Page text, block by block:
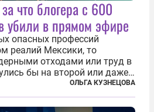
что блогера с 600
убили в прямом эфире
опасных профессий
реалий Мексики, то
отходами или труд в
бы на второй или даже
журналистам и
бы выйти вперед. В
Синалоа, прямо во...
ОЛЬГА КУЗНЕЦОВА